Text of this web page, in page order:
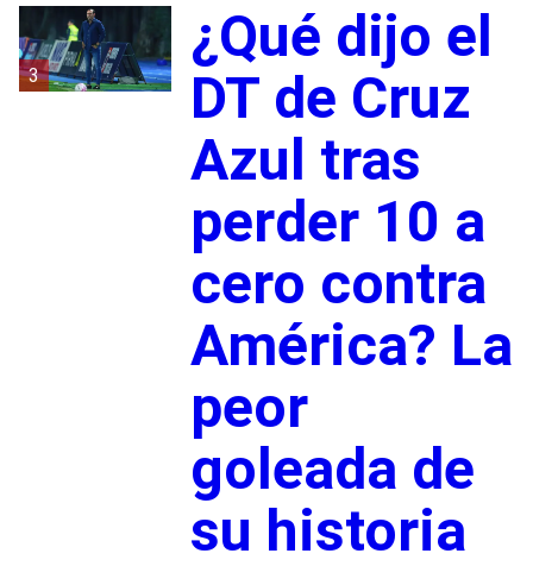
3
¿Qué dijo el
DT de Cruz
Azul tras
perder 10 a
cero contra
América? La
peor
goleada de
su historia